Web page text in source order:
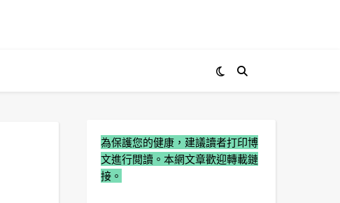
為保護您的健康，建議讀者打印博
文進行閲讀。本網文章歡迎轉載鏈
接。